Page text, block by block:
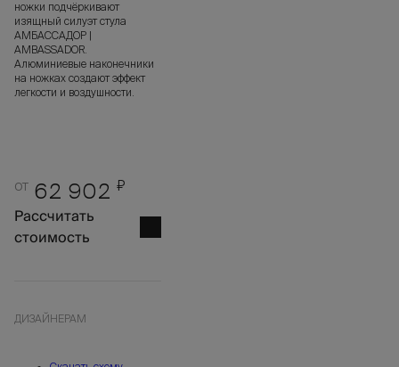
ножки подчёркивают
изящный силуэт стула
АМБАССАДОР |
AMBASSADOR.
Алюминиевые наконечники
на ножках создают эффект
легкости и воздушности.
от 62 902 ₽
Рассчитать
стоимость
ДИЗАЙНЕРАМ